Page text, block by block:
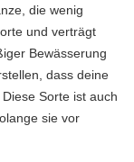
die wenig
und verträgt
Bewässerung
dass deine
Sorte ist auch
sie vor